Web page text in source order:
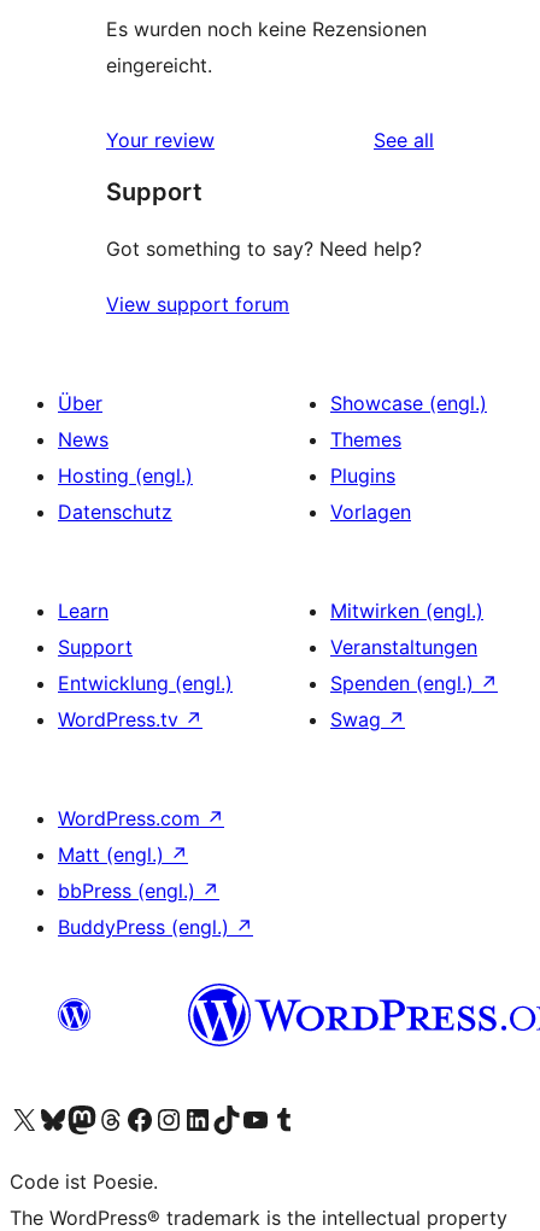
Es wurden noch keine Rezensionen
eingereicht.
Your review See all
Support
Got something to say? Need help?
View support forum
Über
News
Hosting (engl.)
Datenschutz
Showcase (engl.)
Themes
Plugins
Vorlagen
Learn
Support
Entwicklung (engl.)
WordPress.tv ↗
Mitwirken (engl.)
Veranstaltungen
Spenden (engl.) ↗
Swag ↗
WordPress.com ↗
Matt (engl.) ↗
bbPress (engl.) ↗
BuddyPress (engl.) ↗
Das X-Konto (früher Twitter) von WordPress.org besuchen
Das Bluesky-Konto von WordPress.org besuchen
Das Mastodon-Konto von WordPress.org besuchen
Das Threads-Konto von WordPress.org besuchen
Die Facebook-Seite von WordPress.org besuchen
Das Instagram-Konto von WordPress.org besuchen
Das LinkedIn-Konto von WordPress.org besuchen
Das TikTok-Konto von WordPress.org besuchen
Den YouTube-Kanal von WordPress.org besuchen
Das Tumblr-Konto von WordPress.org besuchen
Code ist Poesie.
The WordPress® trademark is the intellectual property